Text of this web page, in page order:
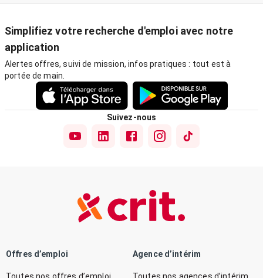
Simplifiez votre recherche d'emploi avec notre
application
Alertes offres, suivi de mission, infos pratiques : tout est à
portée de main.
Suivez-nous
Offres d’emploi Agence d’intérim